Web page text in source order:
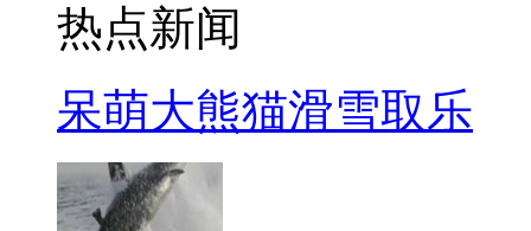
热点新闻
呆萌大熊猫滑雪取乐